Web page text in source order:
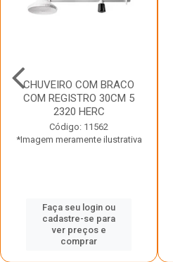
CHUVEIRO COM BRACO
COM REGISTRO 30CM 5
2320 HERC
Código: 11562
*Imagem meramente ilustrativa
Faça seu login ou
cadastre-se para
ver preços e
comprar